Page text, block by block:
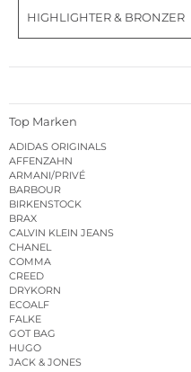
HIGHLIGHTER & BRONZER
Top Marken
ADIDAS ORIGINALS
AFFENZAHN
ARMANI/PRIVÉ
BARBOUR
BIRKENSTOCK
BRAX
CALVIN KLEIN JEANS
CHANEL
COMMA
CREED
DRYKORN
ECOALF
FALKE
GOT BAG
HUGO
JACK & JONES